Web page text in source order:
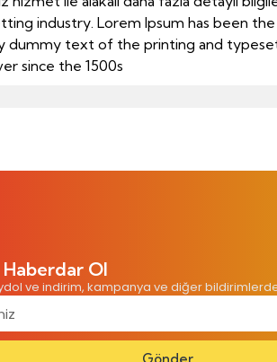
industry. Lorem Ipsum has been the
dummy text of the printing and
since the 1500s
Ol
ve indirim, kampanya ve diğer
Gönder